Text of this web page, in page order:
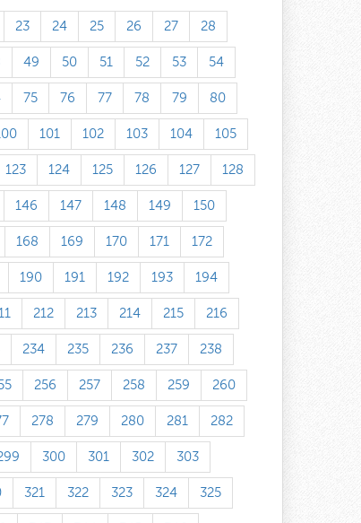
23 24 25 26 27 28
49 50 51 52 53 54
75 76 77 78 79 80
101 102 103 104 105
123 124 125 126 127 128
146 147 148 149 150
168 169 170 171 172
190 191 192 193 194
212 213 214 215 216
234 235 236 237 238
256 257 258 259 260
278 279 280 281 282
300 301 302 303
321 322 323 324 325